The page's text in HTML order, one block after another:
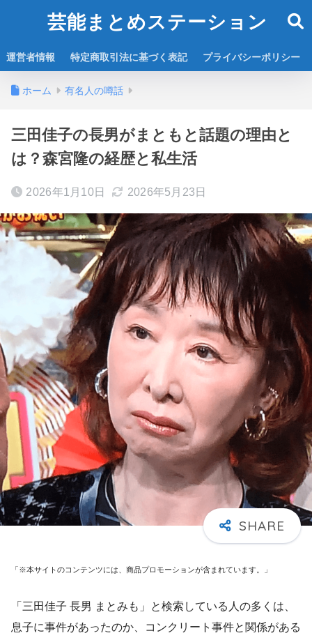
芸能まとめステーション
運営者情報 特定商取引法に基づく表記 プライバシーポリシー
ホーム 有名人の噂話
三田佳子の長男がまともと話題の理由と
は？森宮隆の経歴と私生活
2026年1月10日 2026年5月23日
「※本サイトのコンテンツには、商品プロモーションが含まれています。」
「三田佳子 長男 まとみも」と検索している人の多くは、
息子に事件があったのか、コンクリート事件と関係がある